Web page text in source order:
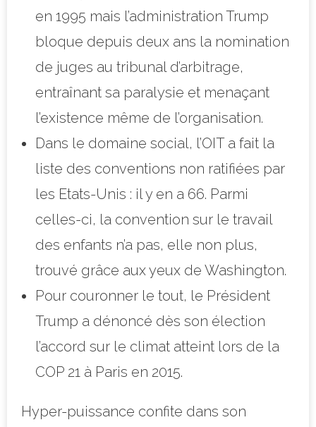
en 1995 mais l’administration Trump
bloque depuis deux ans la nomination
de juges au tribunal d’arbitrage,
entraînant sa paralysie et menaçant
l’existence même de l’organisation.
Dans le domaine social, l’OIT a fait la
liste des conventions non ratifiées par
les Etats-Unis : il y en a 66. Parmi
celles-ci, la convention sur le travail
des enfants n’a pas, elle non plus,
trouvé grâce aux yeux de Washington.
Pour couronner le tout, le Président
Trump a dénoncé dès son élection
l’accord sur le climat atteint lors de la
COP 21 à Paris en 2015.
Hyper-puissance confite dans son